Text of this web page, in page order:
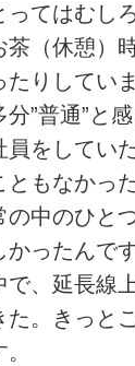
てはむし
（休憩）
りしていま
”普通”と感
員をしてい
もなかっ
の中のひと
ったんです
、延長線
た。きっと